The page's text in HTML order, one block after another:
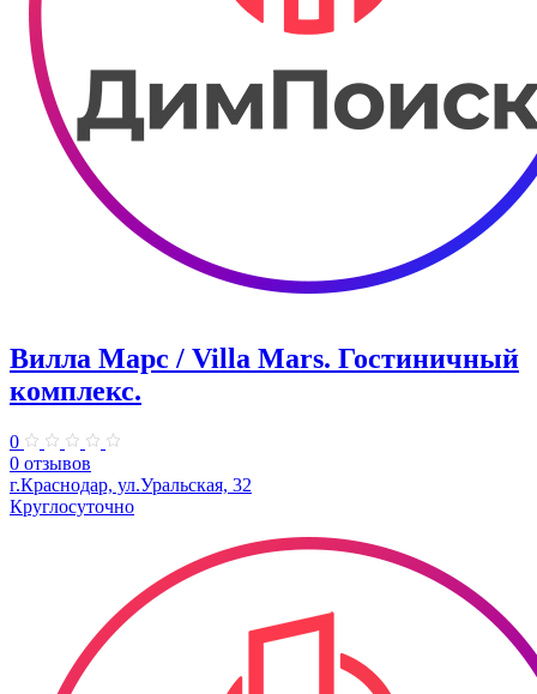
Вилла Марс / Villa Mars. Гостиничный
комплекс.
0
0 отзывов
г.Краснодар, ул.Уральская, 32
Круглосуточно